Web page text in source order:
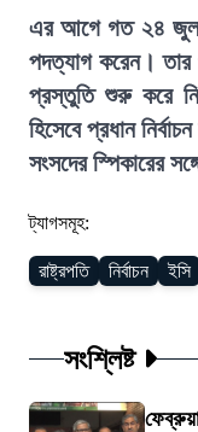
এর আগে গত ২৪ জুলাই
পদত্যাগ করেন। তার
প্রস্তুতি শুরু করে
হিসেবে প্রধান
সংসদের স্পিকারের
ট্যাগসমূহ:
রাষ্ট্রপতি নির্বাচন ইসি
সংশ্লিষ্ট